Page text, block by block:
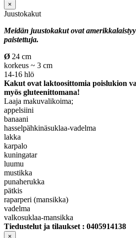
×
Juustokakut
Meidän juustokakut ovat
paistettuja.
Ø 24 cm
korkeus ~ 3 cm
14-16 hlö
Kakut ovat laktoosittomia poislukion
myös gluteenittomana!
Laaja makuvalikoima;
appelsiini
banaani
hasselpähkinäsuklaa-vadelma
lakka
karpalo
kuningatar
luumu
mustikka
punaherukka
pätkis
raparperi (mansikka)
vadelma
valkosuklaa-mansikka
Tiedustelut ja tilaukset : 0405914138
×